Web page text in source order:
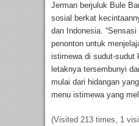
Jerman berjuluk Bule
sosial berkat
dan Indonesia.
penonton untuk
istimewa di sudut-sudut
letaknya tersembunyi
mulai dari hidangan
menu istimewa yang
(Visited 213 times, 1